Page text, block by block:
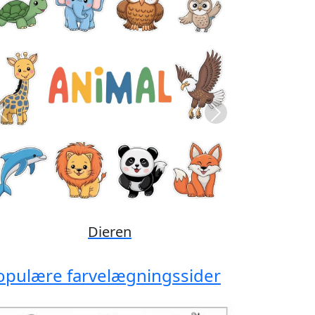
Disney
Previous Next
farvelægningssider